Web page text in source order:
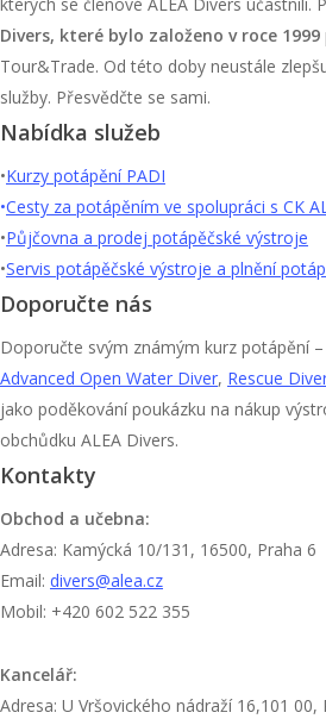
Divers, které bylo založeno v roce 1999
Tour&Trade. Od této doby neustále
služby. Přesvědčte se sami.
Nabídka služeb
•Kurzy potápění PADI
•Cesty za potápěním ve spolupráci s CK
•Půjčovna a prodej potápěčské výstroje
•Servis potápěčské výstroje a plnění
Doporučte nás
Doporučte svým známým kurz potápění –
Advanced Open Water Diver, Rescue
jako poděkování poukázku na nákup
obchůdku ALEA Divers.
Kontakty
Obchod a učebna:
Adresa: Kamýcká 10/131, 16500, Praha 6
Email: divers@alea.cz
Mobil: +420 602 522 355
Kancelář:
Adresa: U Vršovického nádraží 16,101 00,